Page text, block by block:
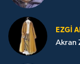
EZGI
Akran